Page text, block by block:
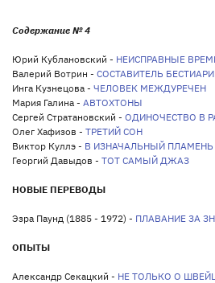
Содержание № 4
Юрий Кублановский - НЕИСПРАВНЫЕ
Валерий Вотрин - СОСТАВИТЕЛЬ
Инга Кузнецова - ЧЕЛОВЕК МЕЖДУРЕЧЕН
Мария Галина - АВТОХТОНЫ
Сергей Стратановский - ОДИНОЧЕСТВО В
Олег Хафизов - ТРЕТИЙ СОН
Виктор Куллэ - В ИЗНАЧАЛЬНЫЙ ПЛАМЕНЬ
Георгий Давыдов - ТОТ САМЫЙ ДЖАЗ
НОВЫЕ ПЕРЕВОДЫ
Эзра Паунд (1885 - 1972) - ПЛАВАНИЕ ЗА
ОПЫТЫ
Александр Секацкий - НЕ ТОЛЬКО О